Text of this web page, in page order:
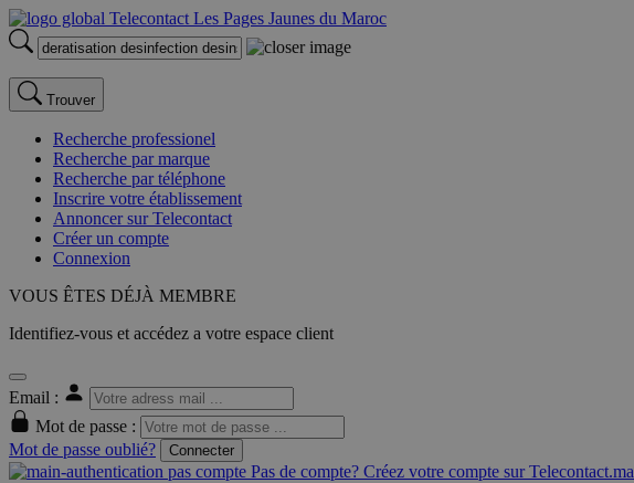
Trouver
Recherche professionel
Recherche par marque
Recherche par téléphone
Inscrire votre établissement
Annoncer sur Telecontact
Créer un compte
Connexion
VOUS ÊTES DÉJÀ MEMBRE
Identifiez-vous et accédez a votre espace client
Email :
Mot de passe :
Mot de passe oublié?
Connecter
Pas de compte? Créez votre compte sur Telecontact.ma